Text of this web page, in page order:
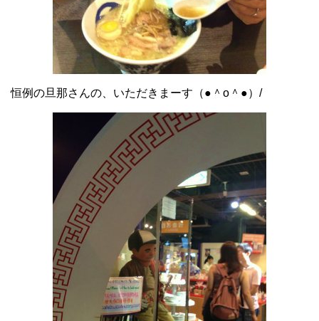
恒例の旦那さんの、いただきまーす（●＾o＾●）/